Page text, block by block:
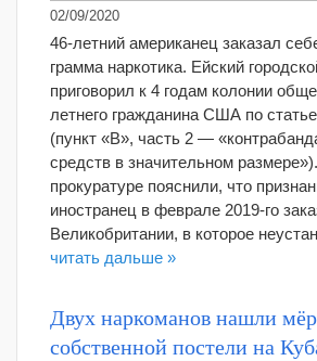
02/09/2020
46-летний американец заказал
грамма наркотика. Ейский
приговорил к 4 годам колонии
летнего гражданина США по
(пункт «В», часть 2 —
средств в значительном
прокуратуре пояснили, что
иностранец в феврале 2019-го
Великобритании, в которое
читать дальше »
Двух наркоманов нашли
собственной постели на